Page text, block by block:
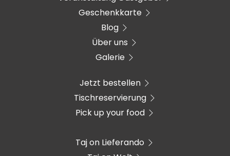
Geschenkkarte
Blog
Über uns
Galerie
Jetzt bestellen
Tischreservierung
Pick up your food
Taj on Lieferando